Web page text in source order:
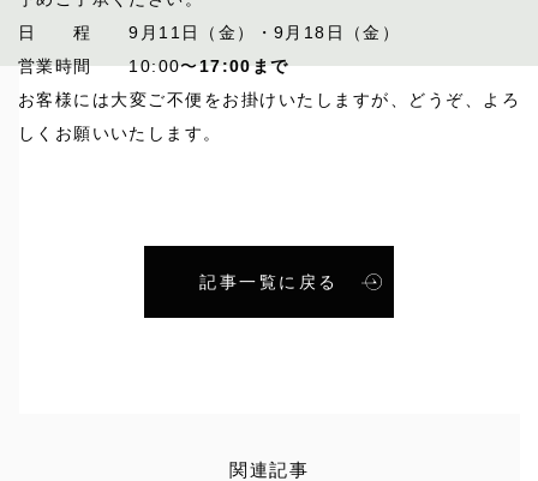
日 程 9月11日（金）・9月18日（金）
営業時間 10:00〜17:00まで
お客様には大変ご不便をお掛けいたしますが、どうぞ、よろ
しくお願いいたします。
記事一覧に戻る
関連記事